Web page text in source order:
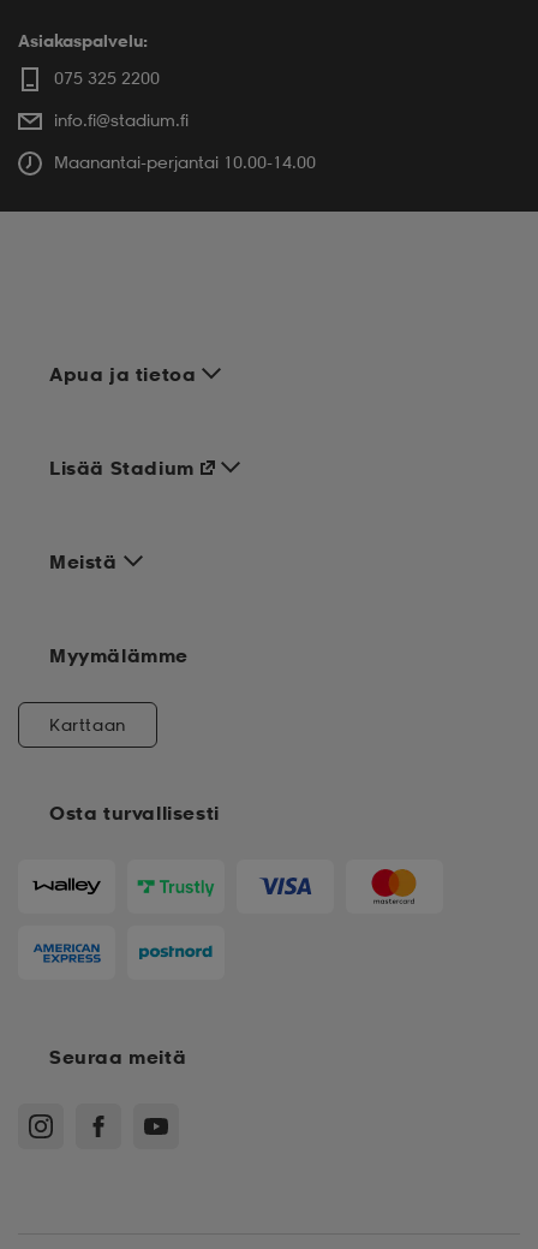
Asiakaspalvelu:
075 325 2200
info.fi@stadium.fi
Maanantai-perjantai 10.00-14.00
Apua ja tietoa
Meistä
Osta turvallisesti
Lisää Stadium
Myymälämme
Karttaan
Seuraa meitä